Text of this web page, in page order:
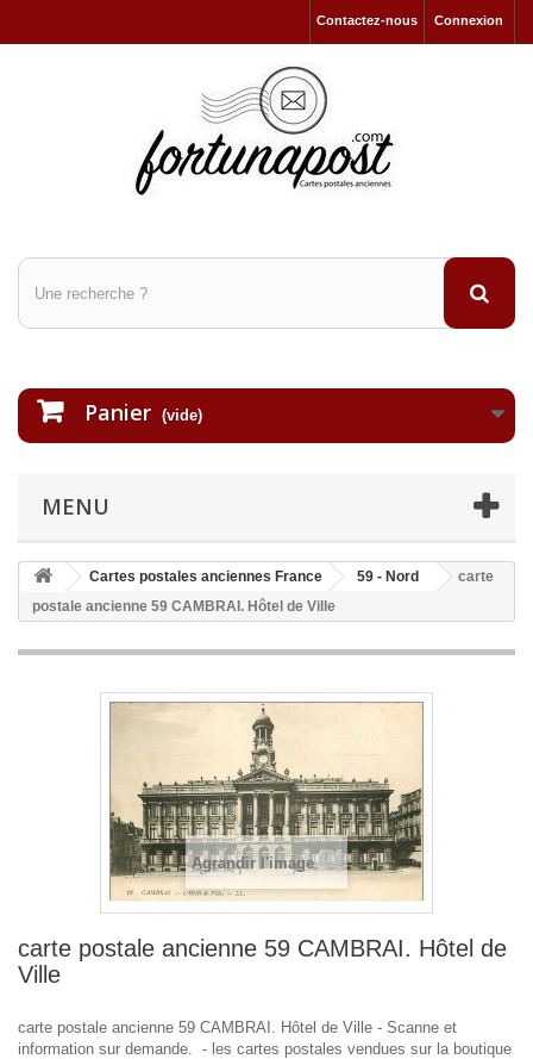
Connexion
Contactez-nous
Panier (vide)
MENU
Cartes postales anciennes France 59 - Nord
carte
postale ancienne 59 CAMBRAI. Hôtel de Ville
Agrandir l'image
carte postale ancienne 59 CAMBRAI. Hôtel de
Ville
carte postale ancienne 59 CAMBRAI. Hôtel de Ville - Scanne et
information sur demande. - les cartes postales vendues sur la boutique